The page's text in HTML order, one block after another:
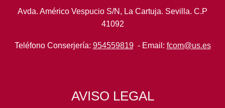
Avda. Américo Vespucio S/N, La Cartuja. Sevilla. C.P
41092
Teléfono Conserjería: 954559819- Email: fcom@us.es
AVISO LEGAL